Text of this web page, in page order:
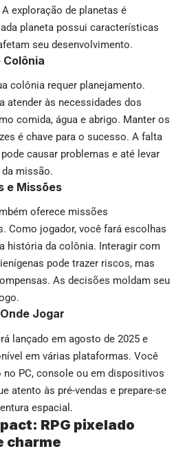
exploração de planetas é
planeta possui características
seu desenvolvimento.
Colônia
colônia requer planejamento.
atender às necessidades dos
comida, água e abrigo. Manter os
é chave para o sucesso. A falta
causar problemas e até levar
missão.
e Missões
oferece missões
Como jogador, você fará escolhas
história da colônia. Interagir com
pode trazer riscos, mas
As decisões moldam seu
Jogar
lançado em agosto de 2025 e
em várias plataformas. Você
no PC, console ou em dispositivos
atento às pré-vendas e prepare-se
espacial.
RPG pixelado
charme